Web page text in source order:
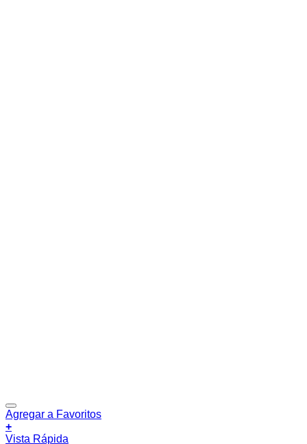
Agregar a Favoritos
+
Vista Rápida